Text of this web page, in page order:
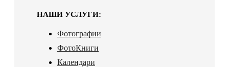
НАШИ УСЛУГИ:
Фотографии
ФотоКниги
Календари